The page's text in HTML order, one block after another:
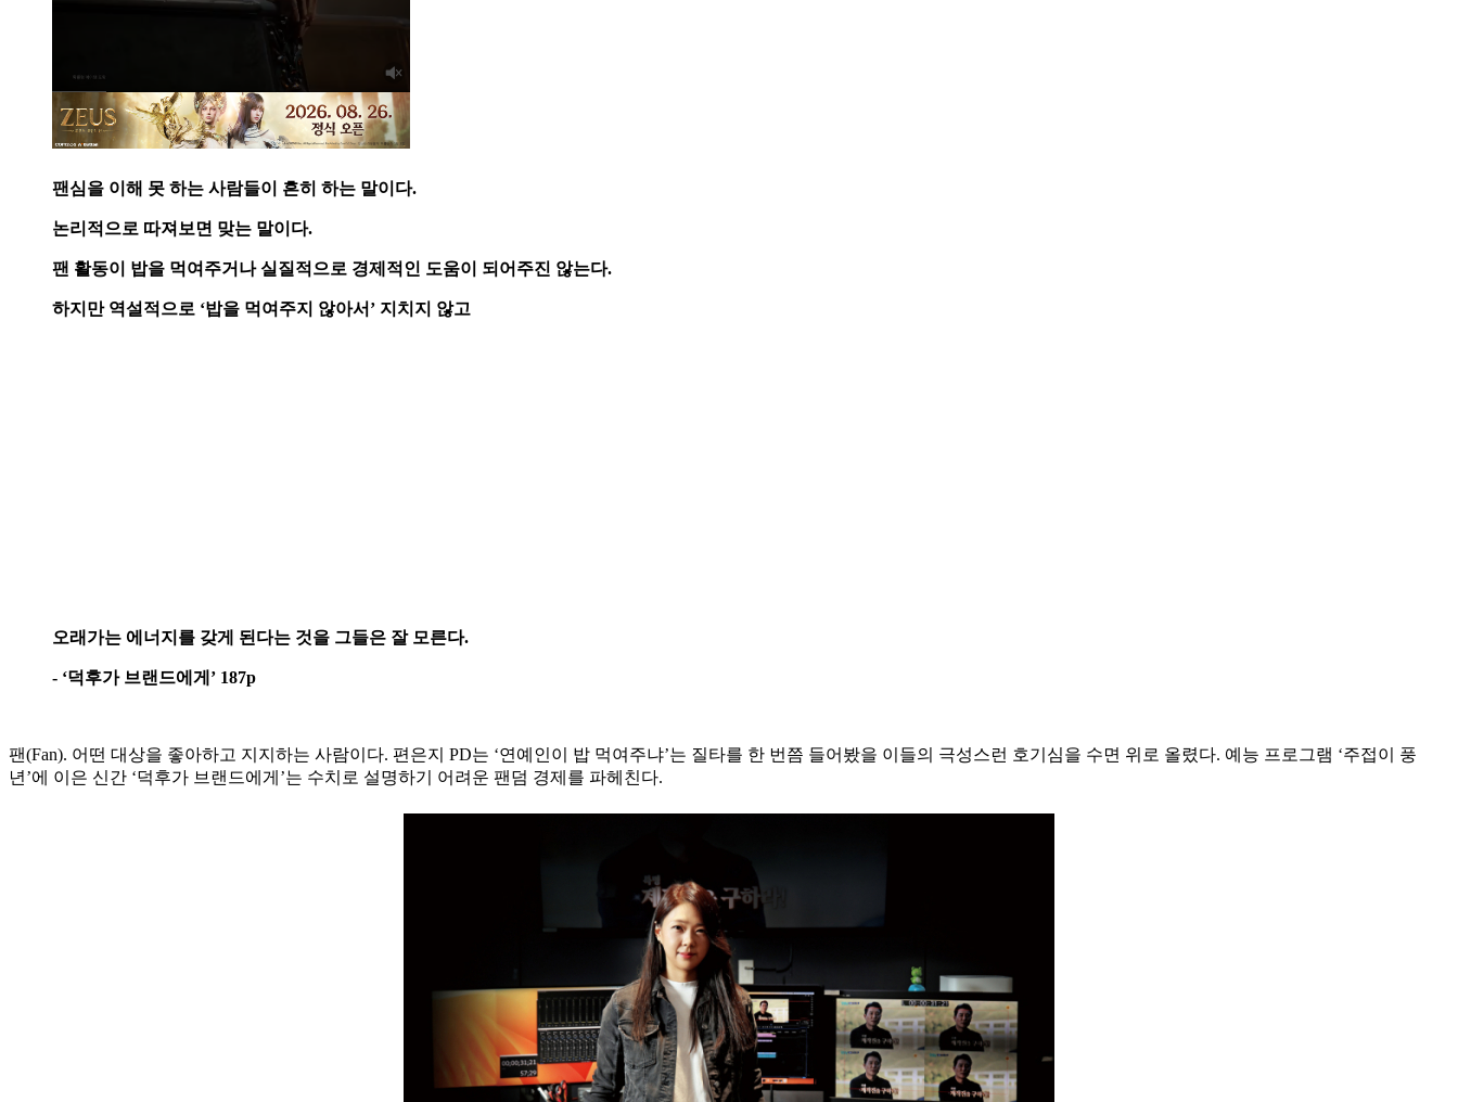
팬심을 이해 못 하는 사람들이 흔히 하는 말이다.
논리적으로 따져보면 맞는 말이다.
팬 활동이 밥을 먹여주거나 실질적으로 경제적인 도움이 되어주진 않는다.
하지만 역설적으로 ‘밥을 먹여주지 않아서’ 지치지 않고
오래가는 에너지를 갖게 된다는 것을 그들은 잘 모른다.
- ‘덕후가 브랜드에게’ 187p
팬(Fan). 어떤 대상을 좋아하고 지지하는 사람이다. 편은지 PD는 ‘연예인이 밥 먹여주냐’는 질타를 한 번쯤 들어봤을 이들의 극성스런 호기심을 수면 위로 올렸다. 예능 프로그램 ‘주접이 풍
년’에 이은 신간 ‘덕후가 브랜드에게’는 수치로 설명하기 어려운 팬덤 경제를 파헤친다.